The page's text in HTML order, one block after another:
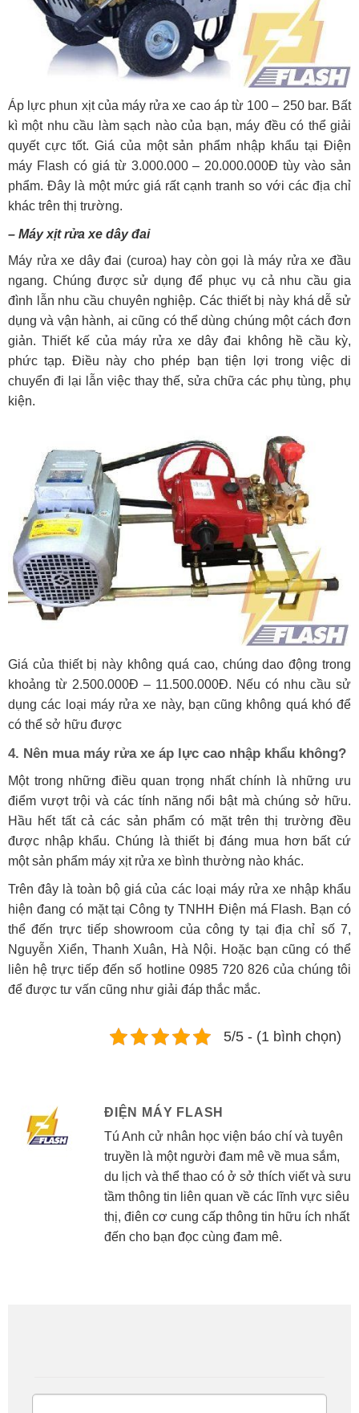
Áp lực phun xịt của máy rửa xe cao áp từ 100 – 250 bar. Bất
kì một nhu cầu làm sạch nào của bạn, máy đều có thể giải
quyết cực tốt. Giá của một sản phẩm nhập khẩu tại Điện
máy Flash có giá từ 3.000.000 – 20.000.000Đ tùy vào sản
phẩm. Đây là một mức giá rất cạnh tranh so với các địa chỉ
khác trên thị trường.
– Máy xịt rửa xe dây đai
Máy rửa xe dây đai (curoa) hay còn gọi là máy rửa xe đầu
ngang. Chúng được sử dụng để phục vụ cả nhu cầu gia
đình lẫn nhu cầu chuyên nghiệp. Các thiết bị này khá dễ sử
dụng và vận hành, ai cũng có thể dùng chúng một cách đơn
giản. Thiết kế của máy rửa xe dây đai không hề cầu kỳ,
phức tạp. Điều này cho phép bạn tiện lợi trong việc di
chuyển đi lại lẫn việc thay thế, sửa chữa các phụ tùng, phụ
kiện.
Giá của thiết bị này không quá cao, chúng dao động trong
khoảng từ 2.500.000Đ – 11.500.000Đ. Nếu có nhu cầu sử
dụng các loại máy rửa xe này, bạn cũng không quá khó để
có thể sở hữu được
4. Nên mua máy rửa xe áp lực cao nhập khẩu không?
Một trong những điều quan trọng nhất chính là những ưu
điểm vượt trội và các tính năng nổi bật mà chúng sở hữu.
Hầu hết tất cả các sản phẩm có mặt trên thị trường đều
được nhập khẩu. Chúng là thiết bị đáng mua hơn bất cứ
một sản phẩm máy xịt rửa xe bình thường nào khác.
Trên đây là toàn bộ giá của các loại máy rửa xe nhập khẩu
hiện đang có mặt tại Công ty TNHH Điện má Flash. Bạn có
thể đến trực tiếp showroom của công ty tại địa chỉ số 7,
Nguyễn Xiển, Thanh Xuân, Hà Nội. Hoặc bạn cũng có thể
liên hệ trực tiếp đến số hotline 0985 720 826 của chúng tôi
để được tư vấn cũng như giải đáp thắc mắc.
5/5 - (1 bình chọn)
ĐIỆN MÁY FLASH
Tú Anh cử nhân học viện báo chí và tuyên
truyền là một người đam mê về mua sắm,
du lịch và thể thao có ở sở thích viết và sưu
tầm thông tin liên quan về các lĩnh vực siêu
thị, điên cơ cung cấp thông tin hữu ích nhất
đến cho bạn đọc cùng đam mê.